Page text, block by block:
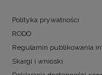
Polityka prywatności
RODO
Regulamin publikowania
Skargi i wnioski